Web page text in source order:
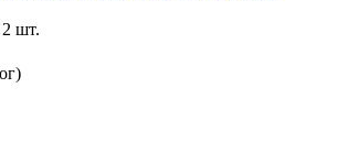
2 шт.